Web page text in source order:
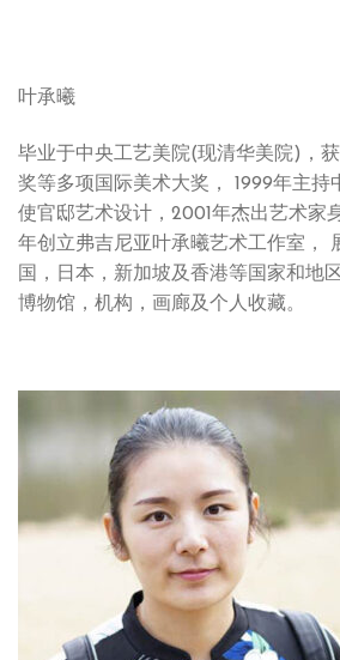
叶承曦
毕业于中央工艺美院(现清华美院)，
奖等多项国际美术大奖， 1999年主持
使官邸艺术设计，2001年杰出艺术家
年创立弗吉尼亚叶承曦艺术工作室，
国，日本，新加坡及香港等国家和地
博物馆，机构，画廊及个人收藏。